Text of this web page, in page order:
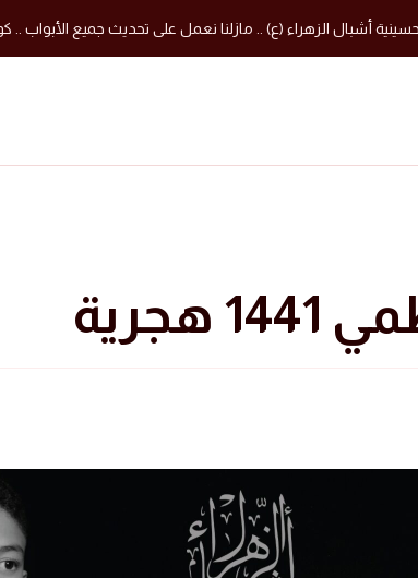
أشبال الزهراء (ع) .. مازلنا نعمل على تحديث جميع الأبواب ..